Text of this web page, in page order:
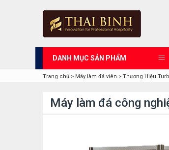
DANH MỤC SẢN PHẨM
Trang chủ > Máy làm đá viên > Thương Hiệu
Máy làm đá công